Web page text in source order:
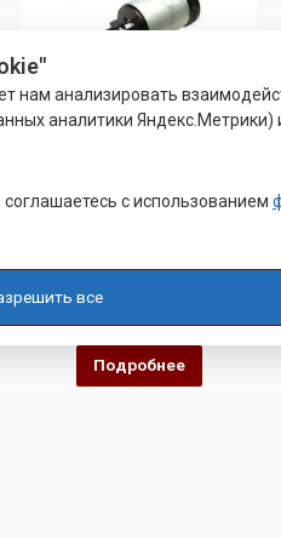
ПАТРОН РЕЗЬБОНАРЕЗНОЙ
0
из
5
Подробнее
нам анализировать
аналитики Яндекс.Метрики)
с использованием
все